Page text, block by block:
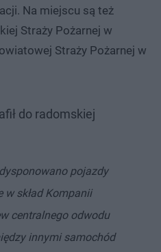
Na miejscu są też
Straży Pożarnej w
Straży Pożarnej w
do radomskiej
pojazdy
w skład Kompanii
centralnego odwodu
innymi samochód